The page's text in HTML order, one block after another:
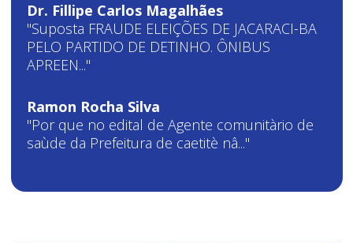
Dr. Fillipe Carlos Magalhães
"Suposta FRAUDE ELEIÇÕES DE JACARACI-BA
PELO PARTIDO DE DETINHO. ÔNIBUS
APREEN..."
Ramon Rocha Silva
"Por que no edital de Agente comunitàrio de
saùde da Prefeitura de caetitè nâ..."